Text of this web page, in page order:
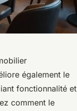
également le
fonctionnalité et
comment le